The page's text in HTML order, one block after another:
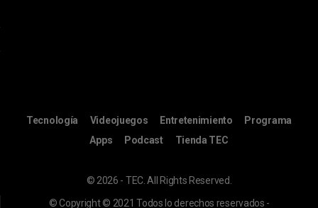
Tecnología Videojuegos Entretenimiento
Programa
Apps
Podcast Tienda TEC
© 2026 - TEC. All Rights Reserved.
© Copyright © 2021 Todos lo derechos reservados -